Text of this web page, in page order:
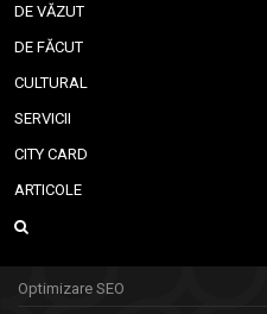
DE VĂZUT
DE FĂCUT
CULTURAL
SERVICII
CITY CARD
ARTICOLE
Optimizare SEO